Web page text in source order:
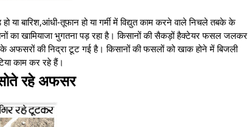
या बारिश,आंधी-तूफान हो या गर्मी में विद्युत काम करने वाले निचले तबके के
का खामियाजा भुगतना पड़ रहा है। किसानों की सैकड़ों हैक्टेयर फसल जलकर
की निद्रा टूट गई है। किसानों की फसलों को खाक होने में बिजली
काम कर रहे हैं।
रहे अफसर